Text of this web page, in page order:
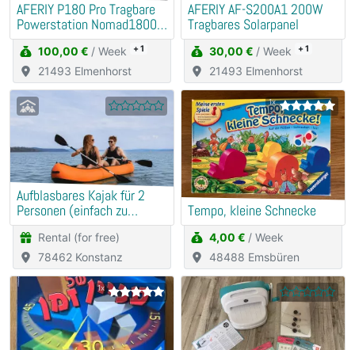
AFERIY P180 Pro Tragbare
Powerstation Nomad1800
Pro | 1800W 1024Wh
100,00 € / Week + 1
21493 Elmenhorst
AFERIY ‎AF-S200A1 200W
Tragbares Solarpanel
30,00 € / Week + 1
21493 Elmenhorst
Aufblasbares Kajak für 2
Personen (einfach zu
transportieren)
Rental (for free)
78462 Konstanz
1x
Tempo, kleine Schnecke
4,00 € / Week
48488 Emsbüren
1x